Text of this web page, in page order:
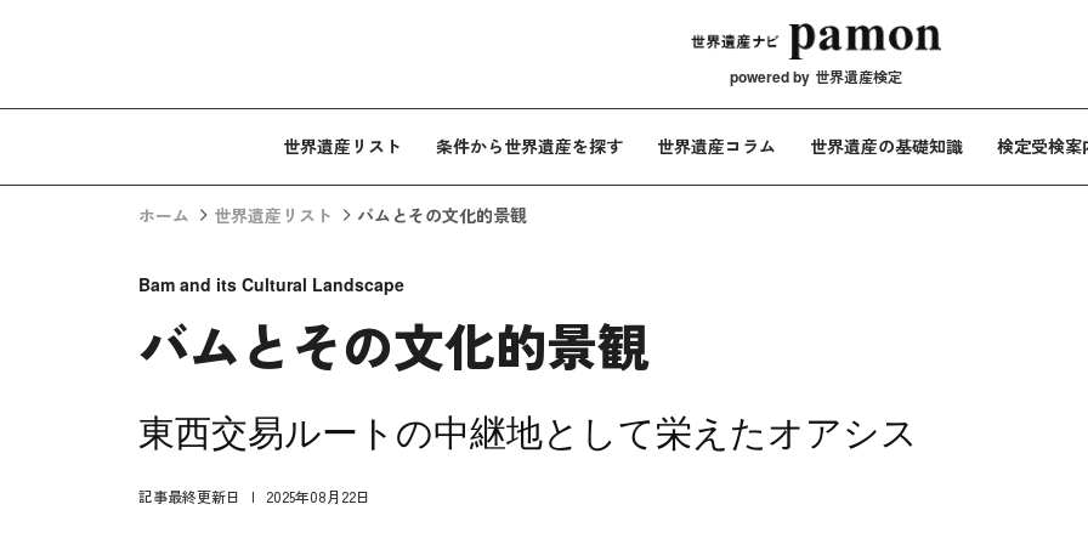
メインナビゲ
powered by 世界遺産検定
世界遺産リスト 条件から世界遺産を探す 世界遺産コラム 世界遺産の基礎知識 検定受検案
ホーム 世界遺産リスト バムとその文化的景観
Bam and its Cultural Landscape
バムとその文化的景観
東西交易ルートの中継地として栄えたオアシス
記事最終更新日 2025年08月22日